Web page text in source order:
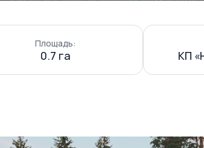
Площадь:
0.7 га КП